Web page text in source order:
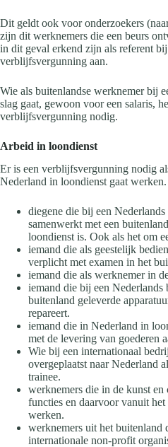
Dit geldt ook voor onderzoekers
zijn dit werknemers die een beurs
in dit geval erkend zijn als referent
verblijfsvergunning aan.
Wie als buitenlandse werknemer bij
slag gaat, gewoon voor een salaris,
verblijfsvergunning nodig.
Arbeid in loondienst
Er is een verblijfsvergunning nodig
Nederland in loondienst gaat
diegene die bij een
samenwerkt met een
loondienst is. Ook als het om
iemand die als geestelijk
verplicht met examen in het
iemand die als werknemer in
iemand die bij een
buitenland geleverde
repareert.
iemand die in Nederland in
met de levering van goederen
Wie bij een internationaal
overgeplaatst naar Nederland
trainee.
werknemers die in de kunst
functies en daarvoor vanuit
werken.
werknemers uit het buitenland
internationale non-profit